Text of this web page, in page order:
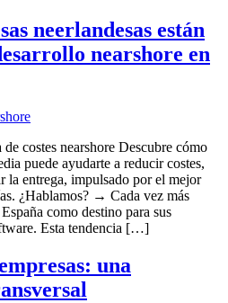
neerlandesas están
nearshore en
costes nearshore Descubre cómo
puede ayudarte a reducir costes,
la entrega, impulsado por el mejor
¿Hablamos? → Cada vez más
como destino para sus
Esta tendencia […]
una